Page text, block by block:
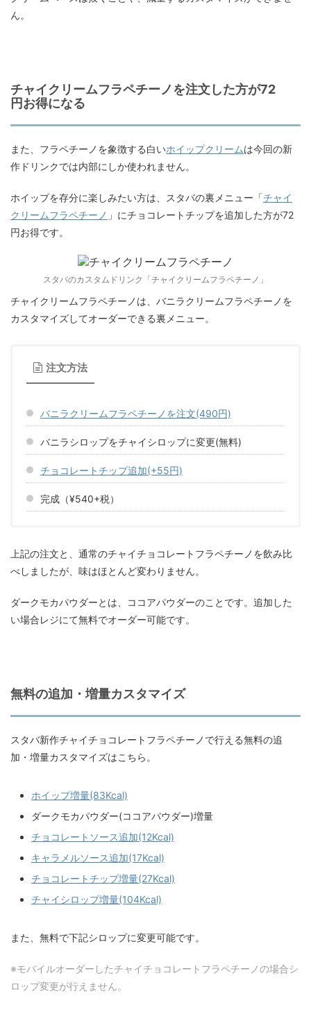
ん。
チャイクリームフラペチーノを注文した方が72
円お得になる
また、フラペチーノを象徴する白いホイップクリームは今回の新
作ドリンクでは内部にしか使われません。
ホイップを存分に楽しみたい方は、スタバの裏メニュー「チャイ
クリームフラペチーノ 」にチョコレートチップを追加した方が72
円お得です。
スタバのカスタムドリンク「チャイクリームフラペチーノ」
チャイクリームフラペチーノは、バニラクリームフラペチーノを
カスタマイズしてオーダーできる裏メニュー。
注文方法
バニラクリームフラペチーノを注文(490円)
バニラシロップをチャイシロップに変更(無料)
チョコレートチップ追加(+55円)
完成（¥540+税）
上記の注文と、通常のチャイチョコレートフラペチーノを飲み比
べしましたが、味はほとんど変わりません。
ダークモカパウダーとは、ココアパウダーのことです。追加した
い場合レジにて無料でオーダー可能です。
無料の追加・増量カスタマイズ
スタバ新作チャイチョコレートフラペチーノで行える無料の追
加・増量カスタマイズはこちら。
ホイップ増量(83Kcal)
ダークモカパウダー(ココアパウダー)増量
チョコレートソース追加(12Kcal)
キャラメルソース追加(17Kcal)
チョコレートチップ増量(27Kcal)
チャイシロップ増量(104Kcal)
また、無料で下記シロップに変更可能です。
※モバイルオーダーしたチャイチョコレートフラペチーノの場合シ
ロップ変更が行えません。